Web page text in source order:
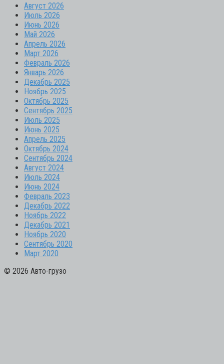
Август 2026
Июль 2026
Июнь 2026
Май 2026
Апрель 2026
Март 2026
Февраль 2026
Январь 2026
Декабрь 2025
Ноябрь 2025
Октябрь 2025
Сентябрь 2025
Июль 2025
Июнь 2025
Апрель 2025
Октябрь 2024
Сентябрь 2024
Август 2024
Июль 2024
Июнь 2024
Февраль 2023
Декабрь 2022
Ноябрь 2022
Декабрь 2021
Ноябрь 2020
Сентябрь 2020
Март 2020
© 2026 Авто-грузо